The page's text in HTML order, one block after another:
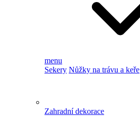
menu
Sekery Nůžky na trávu a keře
Zahradní dekorace